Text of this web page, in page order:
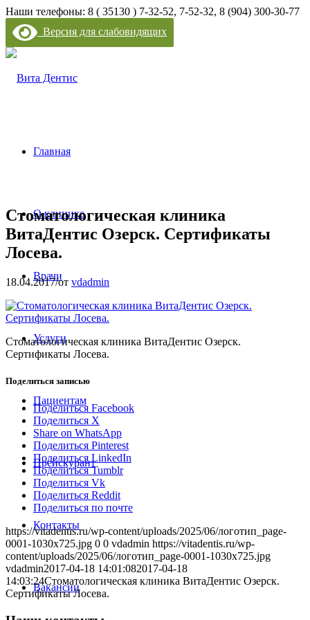
Наши телефоны: 8 ( 35130 ) 7-32-52, 7-52-32, 8 (904) 300-30-77
Версия для слабовидящих
Главная
О клинике
Врачи
Услуги
Пациентам
Прейскурант
Контакты
Вакансии
Стоматологическая клиника
ВитаДентис Озерск. Сертификаты
Лосева.
18.04.2017/от vdadmin
Стоматологическая клиника ВитаДентис Озерск.
Сертификаты Лосева.
Поделиться записью
Поделиться Facebook
Поделиться X
Share on WhatsApp
Поделиться Pinterest
Поделиться LinkedIn
Поделиться Tumblr
Поделиться Vk
Поделиться Reddit
Поделиться по почте
https://vitadentis.ru/wp-content/uploads/2025/06/логотип_page-
0001-1030x725.jpg 0 0 vdadmin https://vitadentis.ru/wp-
content/uploads/2025/06/логотип_page-0001-1030x725.jpg
vdadmin2017-04-18 14:01:082017-04-18
14:03:24Стоматологическая клиника ВитаДентис Озерск.
Сертификаты Лосева.